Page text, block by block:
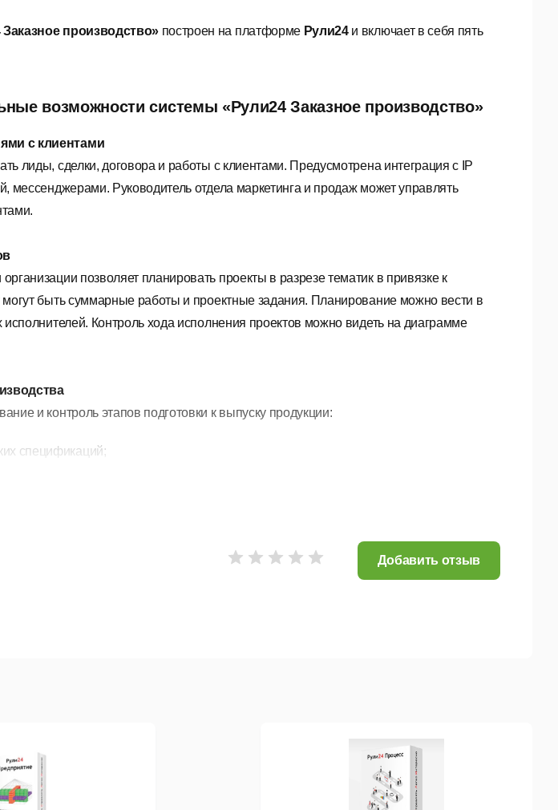
производство» построен на платформе Рули24и включает в себя пять
возможности системы «Рули24 Заказное производство»
с клиентами
лиды, сделки, договора и работы с клиентами. Предусмотрена интеграция с IP
мессенджерами. Руководитель отдела маркетинга и продаж может управлять
позволяет планировать проекты в разрезе тематик в привязке к
быть суммарные работы и проектные задания. Планирование можно вести в
исполнителей. Контроль хода исполнения проектов можно видеть на диаграмме
и контроль этапов подготовки к выпуску продукции:
спецификаций;
и комплектующими;
Добавить отзыв